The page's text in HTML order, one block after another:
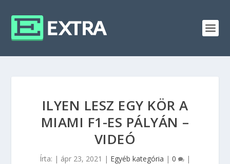
ILYEN LESZ EGY KÖR A
MIAMI F1-ES PÁLYÁN –
VIDEÓ
Írta: | ápr 23, 2021 | Egyéb kategória | 0 |